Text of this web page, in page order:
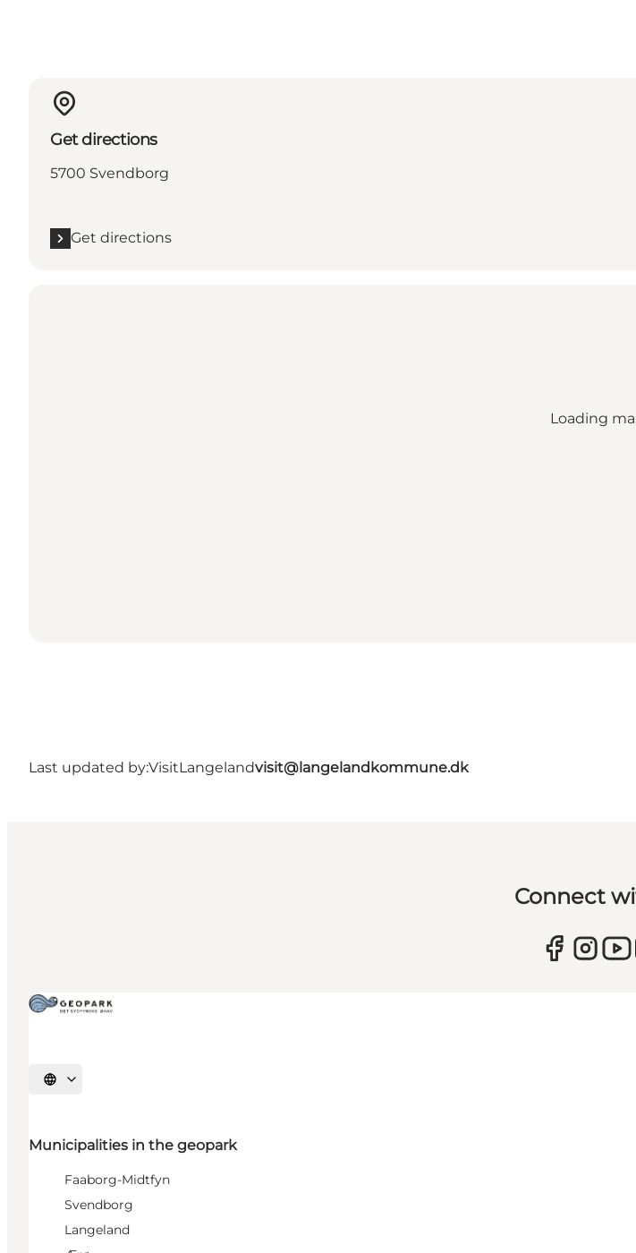
Get directions
5700 Svendborg
Get directions
Loading
Last updated by:VisitLangelandvisit@langelandkommune.dk
Connect
Select language
Municipalities in the geopark
Faaborg-Midtfyn
Svendborg
Langeland